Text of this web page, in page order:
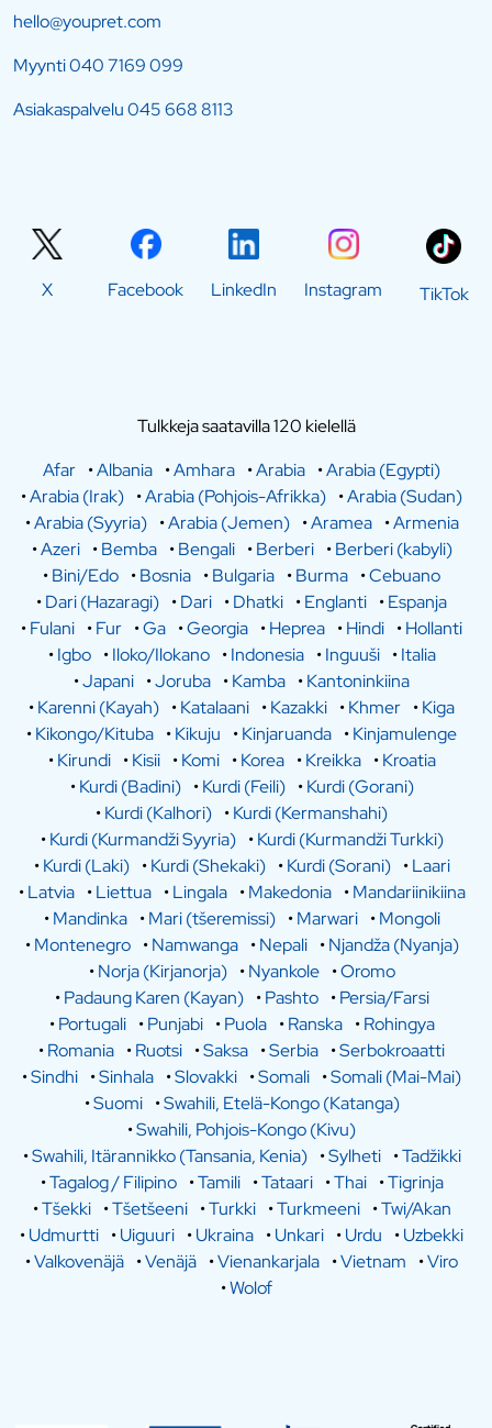
hello@youpret.com
Myynti040 7169 099
Asiakaspalvelu045 668 8113
X Facebook LinkedIn Instagram TikTok
Tulkkeja saatavilla 120 kielellä
Afar •Albania •Amhara •Arabia •Arabia (Egypti)
•Arabia (Irak) •Arabia (Pohjois-Afrikka) •Arabia (Sudan)
•Arabia (Syyria) •Arabia (Jemen) •Aramea •Armenia
•Azeri •Bemba •Bengali •Berberi •Berberi (kabyli)
•Bini/Edo •Bosnia •Bulgaria •Burma •Cebuano
•Dari (Hazaragi) •Dari •Dhatki •Englanti •Espanja
•Fulani •Fur •Ga •Georgia •Heprea •Hindi •Hollanti
•Igbo •Iloko/Ilokano •Indonesia •Inguuši •Italia
•Japani •Joruba •Kamba •Kantoninkiina
•Karenni (Kayah) •Katalaani •Kazakki •Khmer •Kiga
•Kikongo/Kituba •Kikuju •Kinjaruanda •Kinjamulenge
•Kirundi •Kisii •Komi •Korea •Kreikka •Kroatia
•Kurdi (Badini) •Kurdi (Feili) •Kurdi (Gorani)
•Kurdi (Kalhori) •Kurdi (Kermanshahi)
•Kurdi (Kurmandži Syyria) •Kurdi (Kurmandži Turkki)
•Kurdi (Laki) •Kurdi (Shekaki) •Kurdi (Sorani) •Laari
•Latvia •Liettua •Lingala •Makedonia •Mandariinikiina
•Mandinka •Mari (tšeremissi) •Marwari •Mongoli
•Montenegro •Namwanga •Nepali •Njandža (Nyanja)
•Norja (Kirjanorja) •Nyankole •Oromo
•Padaung Karen (Kayan) •Pashto •Persia/Farsi
•Portugali •Punjabi •Puola •Ranska •Rohingya
•Romania •Ruotsi •Saksa •Serbia •Serbokroaatti
•Sindhi •Sinhala •Slovakki •Somali •Somali (Mai-Mai)
•Suomi •Swahili, Etelä-Kongo (Katanga)
•Swahili, Pohjois-Kongo (Kivu)
•Swahili, Itärannikko (Tansania, Kenia) •Sylheti •Tadžikki
•Tagalog / Filipino •Tamili •Tataari •Thai •Tigrinja
•Tšekki •Tšetšeeni •Turkki •Turkmeeni •Twi/Akan
•Udmurtti •Uiguuri •Ukraina •Unkari •Urdu •Uzbekki
•Valkovenäjä •Venäjä •Vienankarjala •Vietnam •Viro
•Wolof